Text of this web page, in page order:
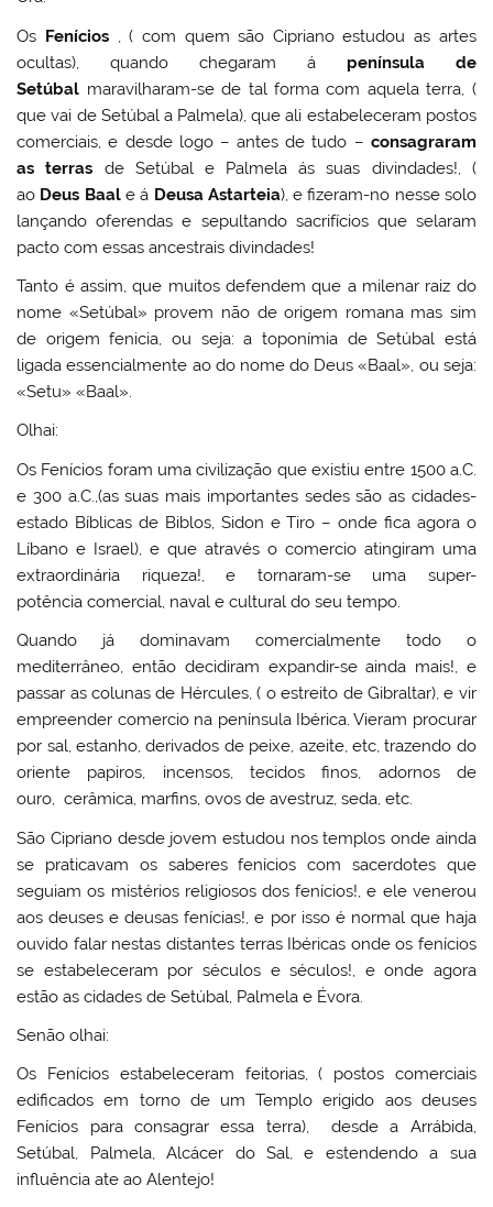
Os Fenícios, ( com quem são Cipriano estudou as artes
ocultas), quando chegaram á península de
Setúbal maravilharam-se de tal forma com aquela terra, (
que vai de Setúbal a Palmela), que ali estabeleceram postos
comerciais, e desde logo – antes de tudo – consagraram
as terras de Setúbal e Palmela ás suas divindades!, (
ao Deus Baale á Deusa Astarteia), e fizeram-no nesse solo
lançando oferendas e sepultando sacrifícios que selaram
pacto com essas ancestrais divindades!
Tanto é assim, que muitos defendem que a milenar raiz do
nome «Setúbal» provem não de origem romana mas sim
de origem fenicia, ou seja: a toponímia de Setúbal está
ligada essencialmente ao do nome do Deus «Baal», ou seja:
«Setu» «Baal».
Olhai:
Os Fenícios foram uma civilização que existiu entre 1500 a.C.
e 300 a.C.,(as suas mais importantes sedes são as cidades-
estado Bíblicas de Biblos, Sidon e Tiro – onde fica agora o
Líbano e Israel), e que através o comercio atingiram uma
extraordinária riqueza!, e tornaram-se uma super-
potência comercial, naval e cultural do seu tempo.
Quando já dominavam comercialmente todo o
mediterrâneo, então decidiram expandir-se ainda mais!, e
passar as colunas de Hércules, ( o estreito de Gibraltar), e vir
empreender comercio na península Ibérica. Vieram procurar
por sal, estanho, derivados de peixe, azeite, etc, trazendo do
oriente papiros, incensos, tecidos finos, adornos de
ouro, cerâmica, marfins, ovos de avestruz, seda, etc.
São Cipriano desde jovem estudou nos templos onde ainda
se praticavam os saberes fenícios com sacerdotes que
seguiam os mistérios religiosos dos fenícios!, e ele venerou
aos deuses e deusas fenícias!, e por isso é normal que haja
ouvido falar nestas distantes terras Ibéricas onde os fenícios
se estabeleceram por séculos e séculos!, e onde agora
estão as cidades de Setúbal, Palmela e Évora.
Senão olhai:
Os Fenícios estabeleceram feitorias, ( postos comerciais
edificados em torno de um Templo erigido aos deuses
Fenícios para consagrar essa terra), desde a Arrábida,
Setúbal, Palmela, Alcácer do Sal, e estendendo a sua
influência ate ao Alentejo!